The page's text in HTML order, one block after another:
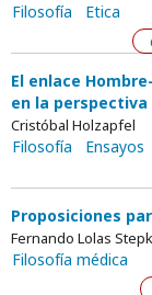
Filosofía
Etica
El enlace
en la perspectiva
Cristóbal Holzapfel
Filosofía Ensayos
Proposiciones
Fernando Lolas
Filosofía médica